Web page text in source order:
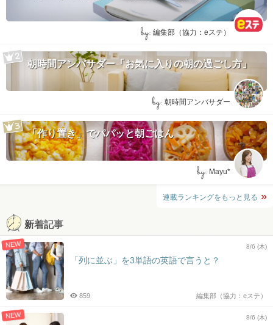
by: 編集部（協力：eステ）
朝時間アンバサダー「お気に入りの朝の過ごし方」
by: 朝時間アンバサダー
「作り置き」でパパッと朝ごはん
by: Mayu*
連載ランキングをもっと見る
新着記事
NEW 8/6 (木)
「列に並ぶ」を3単語の英語で言うと？
編集部（協力：eステ）
859
NEW 8/6 (木)